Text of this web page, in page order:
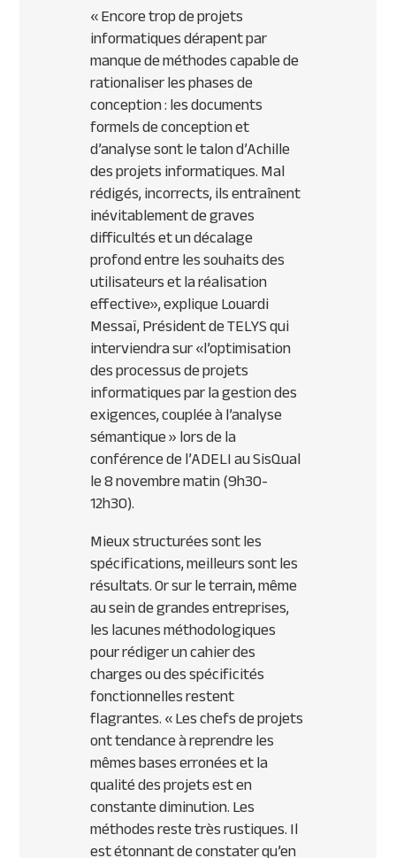
« Encore trop de projets
informatiques dérapent par
manque de méthodes capable de
rationaliser les phases de
conception : les documents
formels de conception et
d’analyse sont le talon d’Achille
des projets informatiques. Mal
rédigés, incorrects, ils entraînent
inévitablement de graves
difficultés et un décalage
profond entre les souhaits des
utilisateurs et la réalisation
effective», explique Louardi
Messaï, Président de TELYS qui
interviendra sur «l’optimisation
des processus de projets
informatiques par la gestion des
exigences, couplée à l’analyse
sémantique » lors de la
conférence de l’ADELI au SisQual
le 8 novembre matin (9h30-
12h30).
Mieux structurées sont les
spécifications, meilleurs sont les
résultats. Or sur le terrain, même
au sein de grandes entreprises,
les lacunes méthodologiques
pour rédiger un cahier des
charges ou des spécificités
fonctionnelles restent
flagrantes. « Les chefs de projets
ont tendance à reprendre les
mêmes bases erronées et la
qualité des projets est en
constante diminution. Les
méthodes reste très rustiques. Il
est étonnant de constater qu’en